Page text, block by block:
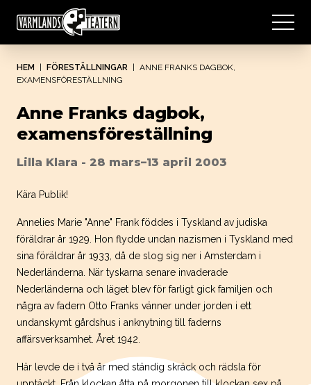
HEM FÖRESTÄLLNINGAR
ANNE FRANKS DAGBOK,
EXAMENSFÖRESTÄLLNING
Anne Franks dagbok,
examensföreställning
Lilla Klara - 28 mars–13 april 2003
Kära Publik!
Annelies Marie "Anne" Frank föddes i Tyskland av judiska
föräldrar år 1929. Hon flydde undan nazismen i Tyskland med
sina föräldrar år 1933, då de slog sig ner i Amsterdam i
Nederländerna. När tyskarna senare invaderade
Nederländerna och läget blev för farligt gick familjen och
några av fadern Otto Franks vänner under jorden i ett
undanskymt gårdshus i anknytning till faderns
affärsverksamhet. Året 1942.
Här levde de i två år med ständig skräck och rädsla för